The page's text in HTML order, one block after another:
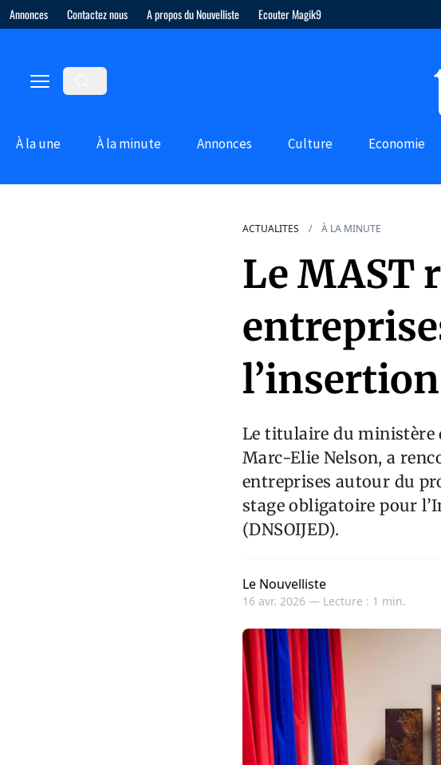
Annonces Contactez nous A propos du Nouvelliste Ecouter Magik9
À la une À la minute Annonces Culture Economie
ACTUALITES À LA MINUTE
Le MAST
Le titulaire du ministère
Marc-Elie Nelson, a
entreprises autour du
stage obligatoire pour
(DNSOIJED).
Le Nouvelliste
16 avr. 2026 — Lecture : 1 min.